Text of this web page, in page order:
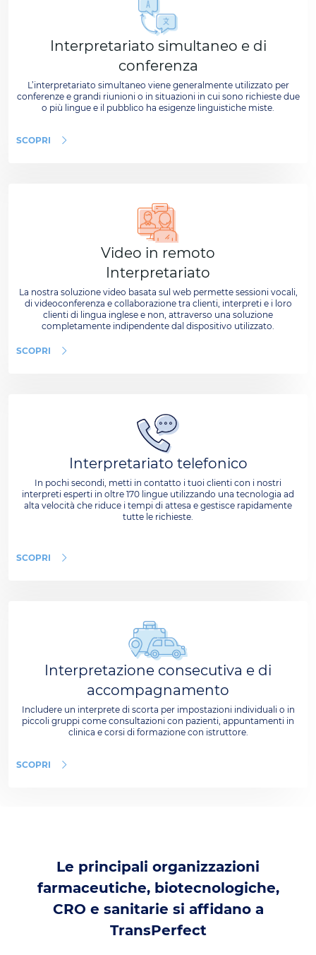
Interpretariato simultaneo e di
conferenza
L’interpretariato simultaneo viene generalmente utilizzato per
conferenze e grandi riunioni o in situazioni in cui sono richieste due
o più lingue e il pubblico ha esigenze linguistiche miste.
SCOPRI
Video in remoto
Interpretariato
La nostra soluzione video basata sul web permette sessioni vocali,
di videoconferenza e collaborazione tra clienti, interpreti e i loro
clienti di lingua inglese e non, attraverso una soluzione
completamente indipendente dal dispositivo utilizzato.
SCOPRI
Interpretariato telefonico
In pochi secondi, metti in contatto i tuoi clienti con i nostri
interpreti esperti in oltre 170 lingue utilizzando una tecnologia ad
alta velocità che riduce i tempi di attesa e gestisce rapidamente
tutte le richieste.
SCOPRI
Interpretazione consecutiva e di
accompagnamento
Includere un interprete di scorta per impostazioni individuali o in
piccoli gruppi come consultazioni con pazienti, appuntamenti in
clinica e corsi di formazione con istruttore.
SCOPRI
Le principali organizzazioni
farmaceutiche, biotecnologiche,
CRO e sanitarie si affidano a
TransPerfect